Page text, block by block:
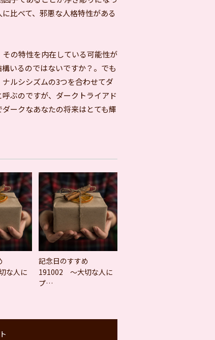
比べて、邪悪な人格特性がある
の特性を内在している可能性が
いるのではないですか？。でも
ルシシズムの3つを合わせてダ
ぶのですが、ダークトライアド
ークなあなたの将来はとても輝
な人に
記念日のすすめ
191002 ～大切な人に
プ…